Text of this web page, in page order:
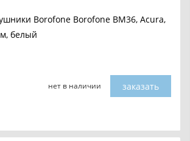
Borofone Borofone BM36, Acura,
белый
нет в наличии заказать